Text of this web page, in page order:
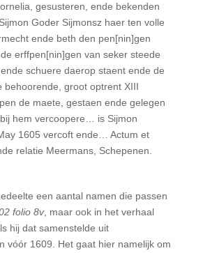
gesusteren, ende bekenden
Goder Sijmonsz haer ten volle
ende beth den pen[nin]gen
erffpen[nin]gen van seker steede
schuere daerop staent ende de
behoorende, groot optrent XIII
de maete, gestaen ende gelegen
hem vercoopere… is Sijmon
1605 vercoft ende… Actum et
relatie Meermans, Sche­penen.
een aantal namen die passen
folio 8v, maar ook in het verhaal
hij dat samenstelde uit
vóór 1609. Het gaat hier name­lijk om